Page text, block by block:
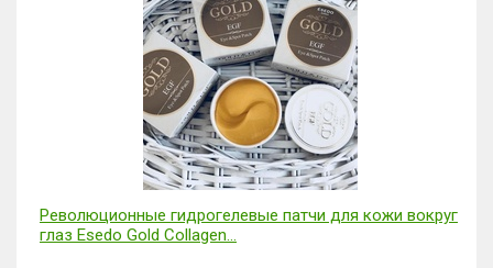
Революционные гидрогелевые патчи для кожи вокруг
глаз Esedo Gold Collagen...